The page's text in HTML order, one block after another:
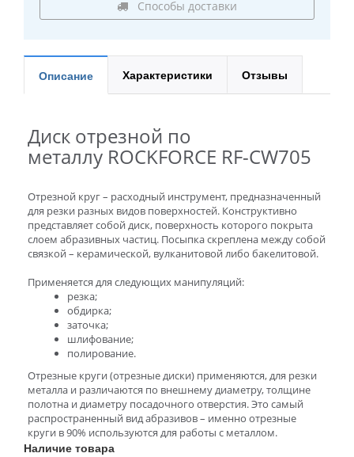
Способы доставки
Описание Характеристики Отзывы
Диск отрезной по
металлу ROCKFORCE RF-CW705
Отрезной круг – расходный инструмент, предназначенный
для резки разных видов поверхностей. Конструктивно
представляет собой диск, поверхность которого покрыта
слоем абразивных частиц. Посыпка скреплена между собой
связкой – керамической, вулканитовой либо бакелитовой.
Применяется для следующих манипуляций:
резка;
обдирка;
заточка;
шлифование;
полирование.
Отрезные круги (отрезные диски) применяются, для резки
металла и различаются по внешнему диаметру, толщине
полотна и диаметру посадочного отверстия. Это самый
распространенный вид абразивов – именно отрезные
круги в 90% используются для работы с металлом.
Наличие товара